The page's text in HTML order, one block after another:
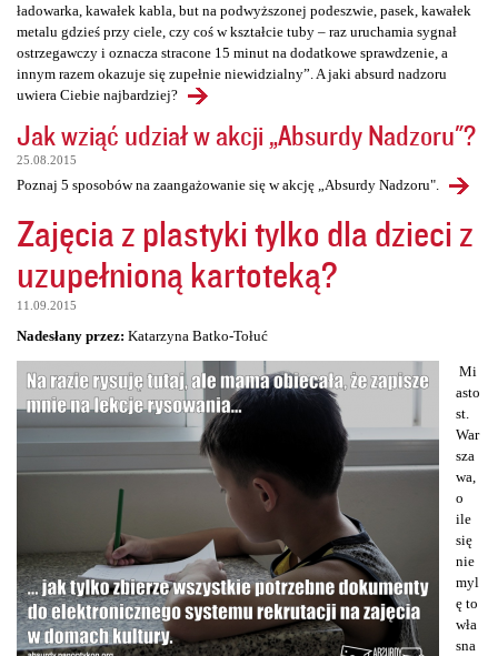
ładowarka, kawałek kabla, but na podwyższonej podeszwie, pasek, kawałek
metalu gdzieś przy ciele, czy coś w kształcie tuby – raz uruchamia sygnał
ostrzegawczy i oznacza stracone 15 minut na dodatkowe sprawdzenie, a
innym razem okazuje się zupełnie niewidzialny”. A jaki absurd nadzoru
uwiera Ciebie najbardziej?
Jak wziąć udział w akcji „Absurdy Nadzoru"?
25.08.2015
Poznaj 5 sposobów na zaangażowanie się w akcję „Absurdy Nadzoru".
Zajęcia z plastyki tylko dla dzieci z
uzupełnioną kartoteką?
11.09.2015
Nadesłany przez: Katarzyna Batko-Tołuć
Mi
asto
st.
War
sza
wa,
o
ile
się
nie
myl
ę to
wła
sna